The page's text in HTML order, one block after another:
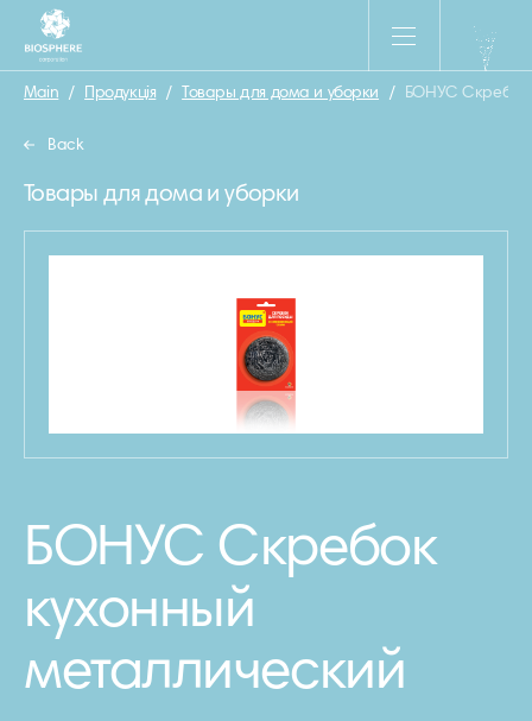
Main / Продукція / Товары для дома и уборки / БОНУС Скребок
Back
Товары для дома и уборки
БОНУС Скребок
кухонный
металлический